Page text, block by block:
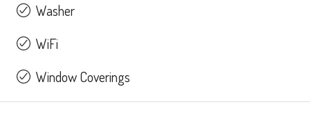
Washer
WiFi
Window Coverings